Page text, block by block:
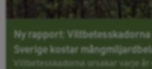
Ny rapport:
Sverige kostar
Viltbetesskadorna orsakar varje år